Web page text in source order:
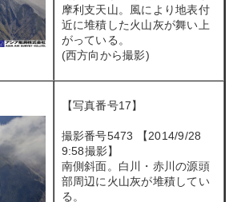
摩利支天山。風により地表付
近に堆積した火山灰が舞い上
がっている。
(西方向から撮影)
【写真番号17】
撮影番号5473 【2014/9/28
9:58撮影】
南側斜面。白川・赤川の源頭
部周辺に火山灰が堆積してい
る。